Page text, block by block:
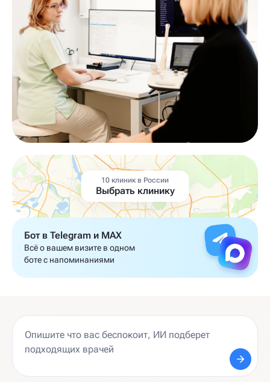
10 клиник в России
Выбрать клинику
Бот в Telegram и MAX
Всё о вашем визите в одном
боте с напоминаниями